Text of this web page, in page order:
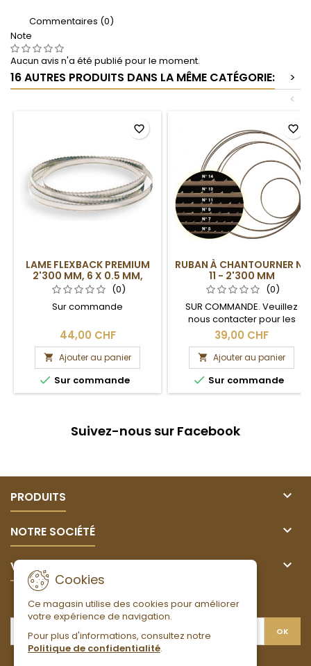
Commentaires (0)
Note
Aucun avis n'a été publié pour le moment.
16 AUTRES PRODUITS DANS LA MÊME CATÉGORIE:
>
<
LAME FLEXBACK PREMIUM
2'300 MM, 6 X 0.5 MM,
6DPP
(0)
Sur commande
44,00 CHF
 Ajouter au panier
 Sur commande
favorite_border
RUBAN À CHANTOURNER N°
11 - 2'300 MM
(0)
SUR COMMANDE. Veuillez
nous contacter pour les
délais de livraison.
39,00 CHF
 Ajouter au panier
 Sur commande
favorite_border
Suivez-nous sur Facebook
PRODUITS 
NOTRE SOCIÉTÉ 
VOTRE COMPTE 
Cookies
Ce magasin utilise des cookies pour améliorer
votre expérience de navigation.
Pour plus d'informations, consultez notre
Politique de confidentialité.
LETTRE D'INFORMATIONS